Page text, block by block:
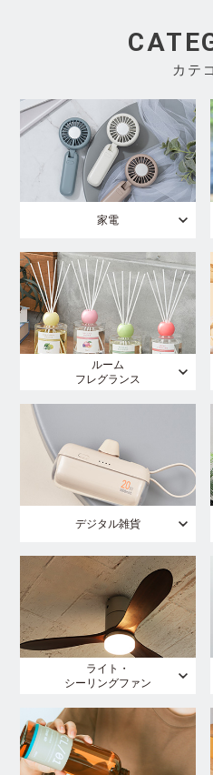
カテ
家電
ルーム
フレグランス
デジタル雑貨
ライト・
シーリングファン